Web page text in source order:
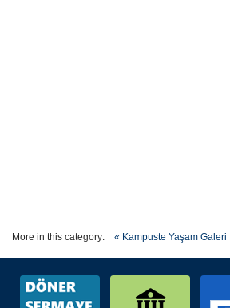
More in this category: « Kampuste Yaşam Galeri